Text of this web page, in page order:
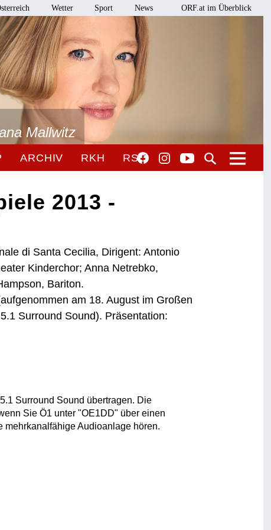
Wetter Sport News ORF.at im Überblick
Mallwitz
ARCHIV RKH RSO
2013 -
di Santa Cecilia, Dirigent: Antonio
Kinderchor; Anna Netrebko,
Bariton.
am 18. August im Großen
Surround Sound). Präsentation:
Surround Sound übertragen. Die
Sie Ö1 unter "OE1DD" über einen
Audioanlage hören.